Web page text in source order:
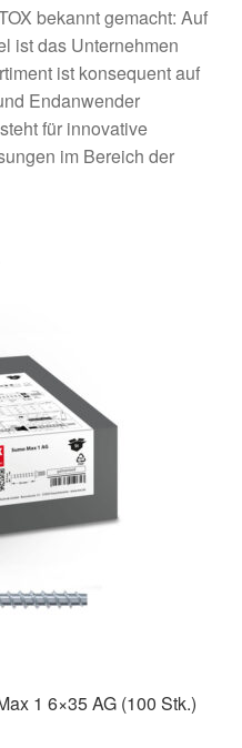
bekannt gemacht: Auf
ist das Unternehmen
ist konsequent auf
Endanwender
für innovative
im Bereich der
1 6×35 AG (100 Stk.)